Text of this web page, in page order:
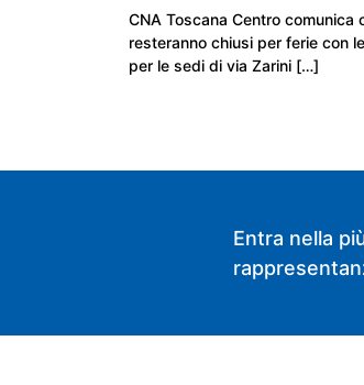
CNA Toscana Centro comunica
resteranno chiusi per ferie con
per le sedi di via Zarini […]
Entra nella